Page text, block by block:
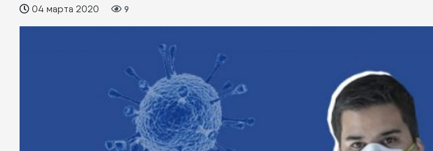
04 марта 2020 9